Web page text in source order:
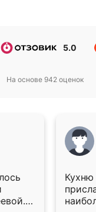
5.0
На основе 942 оценок
Кухню